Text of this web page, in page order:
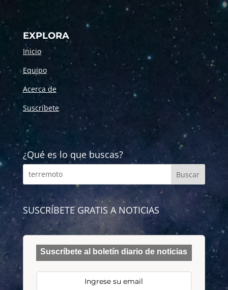
EXPLORA
Inicio
Equipo
Acerca de
Suscríbete
¿Qué es lo que buscas?
SUSCRÍBETE GRATIS A NOTICIAS
Suscríbete al boletín diario de noticias